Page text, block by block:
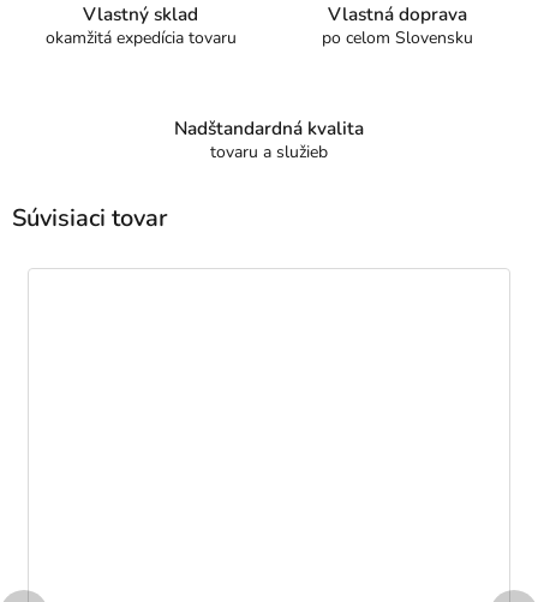
Vlastný sklad
okamžitá expedícia tovaru
Vlastná doprava
po celom Slovensku
Nadštandardná kvalita
tovaru a služieb
Súvisiaci tovar